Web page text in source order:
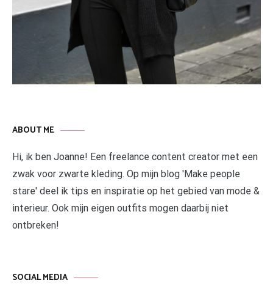
ABOUT ME
Hi, ik ben Joanne! Een freelance content creator met een
zwak voor zwarte kleding. Op mijn blog 'Make people
stare' deel ik tips en inspiratie op het gebied van mode &
interieur. Ook mijn eigen outfits mogen daarbij niet
ontbreken!
SOCIAL MEDIA